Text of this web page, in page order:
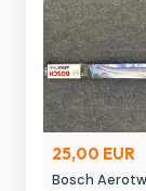
25,00 EUR
Bosch